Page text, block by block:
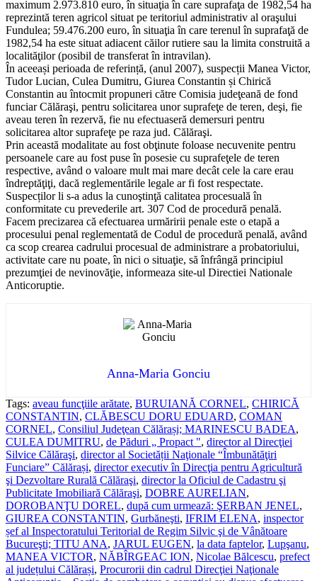
maximum 2.973.810 euro, în situaţia în care suprafaţa de 1982,54 ha
reprezintă teren agricol situat pe teritoriul administrativ al oraşului
Fundulea; 59.476.200 euro, în situaţia în care terenul în suprafaţă de
1982,54 ha este situat adiacent căilor rutiere sau la limita construită a
localităţilor (posibil de transferat în intravilan).
În aceeași perioada de referință, (anul 2007), suspecții Manea Victor,
Tudor Lucian, Culea Dumitru, Giurea Constantin și Chirică
Constantin au întocmit propuneri către Comisia judeţeană de fond
funciar Călăraşi, pentru solicitarea unor suprafeţe de teren, deşi, fie
aveau teren în rezervă, fie nu efectuaseră demersuri pentru
solicitarea altor suprafeţe pe raza jud. Călăraşi.
Prin această modalitate au fost obţinute foloase necuvenite pentru
persoanele care au fost puse în posesie cu suprafeţele de teren
respective, având o valoare mult mai mare decât cele la care erau
îndreptăţiţi, dacă reglementările legale ar fi fost respectate.
Suspecților li s-a adus la cunoştinţă calitatea procesuală în
conformitate cu prevederile art. 307 Cod de procedură penală.
Facem precizarea că efectuarea urmăririi penale este o etapă a
procesului penal reglementată de Codul de procedură penală, având
ca scop crearea cadrului procesual de administrare a probatoriului,
activitate care nu poate, în nici o situaţie, să înfrângă principiul
prezumţiei de nevinovăţie, informeaza site-ul Directiei Nationale
Anticoruptie.
Anna-Maria Gonciu
Tags: aveau funcţiile arătate, BURUIANĂ CORNEL, CHIRICĂ
CONSTANTIN, CLĂBESCU DORU EDUARD, COMAN
CORNEL, Consiliul Judeţean Călărași; MARINESCU BADEA,
CULEA DUMITRU, de Păduri „ Propact ", director al Direcţiei
Silvice Călăraşi, director al Societății Naţionale “Îmbunătăţiri
Funciare” Călărași, director executiv în Direcţia pentru Agricultură
şi Dezvoltare Rurală Călăraşi, director la Oficiul de Cadastru şi
Publicitate Imobiliară Călăraşi, DOBRE AURELIAN,
DOROBANŢU DOREL, după cum urmează: ŞERBAN JENEL,
GIUREA CONSTANTIN, Gurbăneşti, IFRIM ELENA, inspector
șef al Inspectoratului Teritorial de Regim Silvic şi de Vânătoare
Bucureşti; TITU ANA, JARUL EUGEN, la data faptelor, Lupşanu,
MANEA VICTOR, NĂBÎRGEAC ION, Nicolae Bălcescu, prefect
al județului Călărași, Procurorii din cadrul Direcţiei Naţionale